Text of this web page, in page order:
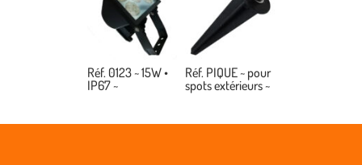
Réf. 0123 ~ 15W •
IP67 ~
Réf. PIQUE ~ pour
spots extérieurs ~